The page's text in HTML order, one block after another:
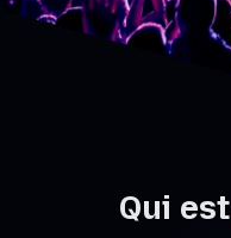
Qui est